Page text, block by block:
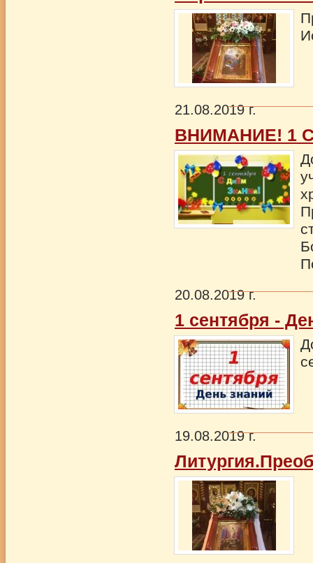
21.08.2019 г.
ВНИМАНИЕ! 1
20.08.2019 г.
1 сентября -
19.08.2019 г.